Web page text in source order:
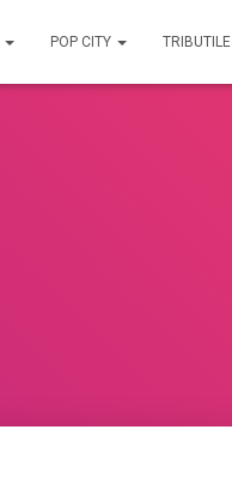
POP CITY TRIBUTILE